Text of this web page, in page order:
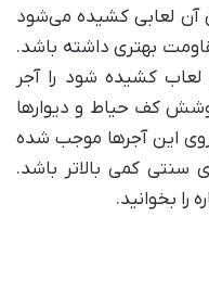
آن لعابی کشیده می‌شود
بهتری داشته باشد.
لعاب کشیده شود را آجر
کف حیاط و دیوار‌ها
روی این آجر‌ها موجب شده
کمی بالاتر باشد.
را بخوانید.